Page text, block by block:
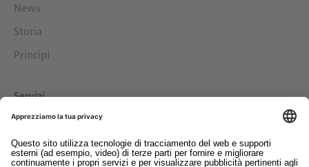
News
Storia
Principi
Servizi
Contatto